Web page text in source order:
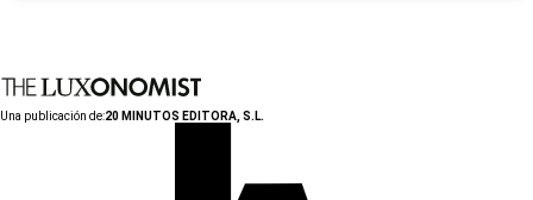
Una publicación de:20 MINUTOS EDITORA, S.L.